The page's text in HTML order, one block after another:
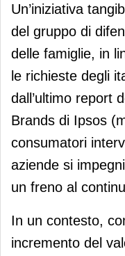
Un’iniziativa
del gruppo di
delle famiglie, in
le richieste degli
dall’ultimo report
Brands di Ipsos
consumatori
aziende si
un freno al
In un contesto,
incremento del